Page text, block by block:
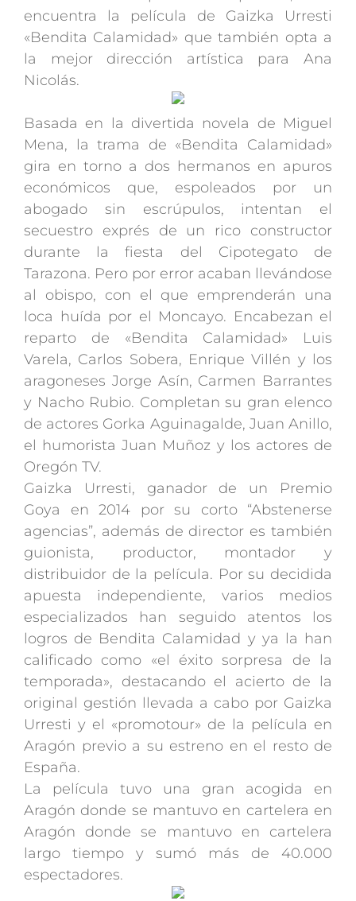
encuentra la película de Gaizka Urresti
«Bendita Calamidad» que también opta a
la mejor dirección artística para Ana
Nicolás.
Basada en la divertida novela de Miguel
Mena, la trama de «Bendita Calamidad»
gira en torno a dos hermanos en apuros
económicos que, espoleados por un
abogado sin escrúpulos, intentan el
secuestro exprés de un rico constructor
durante la fiesta del Cipotegato de
Tarazona. Pero por error acaban llevándose
al obispo, con el que emprenderán una
loca huída por el Moncayo. Encabezan el
reparto de «Bendita Calamidad» Luis
Varela, Carlos Sobera, Enrique Villén y los
aragoneses Jorge Asín, Carmen Barrantes
y Nacho Rubio. Completan su gran elenco
de actores Gorka Aguinagalde, Juan Anillo,
el humorista Juan Muñoz y los actores de
Oregón TV.
Gaizka Urresti, ganador de un Premio
Goya en 2014 por su corto “Abstenerse
agencias”, además de director es también
guionista, productor, montador y
distribuidor de la película. Por su decidida
apuesta independiente, varios medios
especializados han seguido atentos los
logros de Bendita Calamidad y ya la han
calificado como «el éxito sorpresa de la
temporada», destacando el acierto de la
original gestión llevada a cabo por Gaizka
Urresti y el «promotour» de la película en
Aragón previo a su estreno en el resto de
España.
La película tuvo una gran acogida en
Aragón donde se mantuvo en cartelera en
Aragón donde se mantuvo en cartelera
largo tiempo y sumó más de 40.000
espectadores.